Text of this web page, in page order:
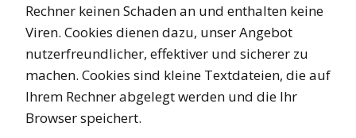
Rechner keinen Schaden an und enthalten keine
Viren. Cookies dienen dazu, unser Angebot
nutzerfreundlicher, effektiver und sicherer zu
machen. Cookies sind kleine Textdateien, die auf
Ihrem Rechner abgelegt werden und die Ihr
Browser speichert.